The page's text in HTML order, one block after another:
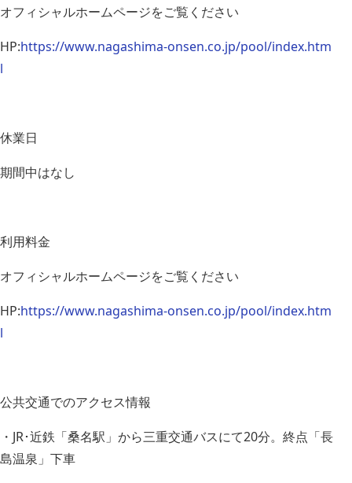
オフィシャルホームページをご覧ください
HP:https://www.nagashima-onsen.co.jp/pool/index.htm
l
休業日
期間中はなし
利用料金
オフィシャルホームページをご覧ください
HP:https://www.nagashima-onsen.co.jp/pool/index.htm
l
公共交通でのアクセス情報
・JR･近鉄「桑名駅」から三重交通バスにて20分。終点「長
島温泉」下車